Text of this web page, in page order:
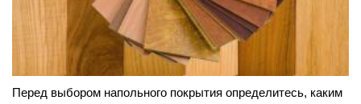
Перед выбором напольного покрытия определитесь, каким